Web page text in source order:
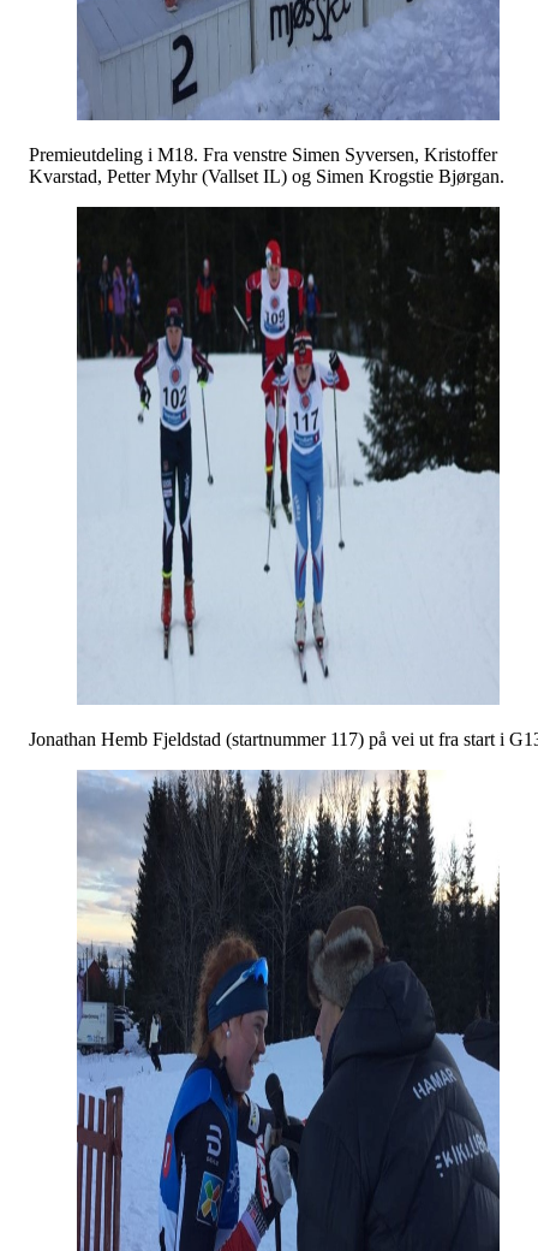
Premieutdeling i M18. Fra venstre Simen Syversen, Kristoffer
Kvarstad, Petter Myhr (Vallset IL) og Simen Krogstie Bjørgan.
Jonathan Hemb Fjeldstad (startnummer 117) på vei ut fra start i